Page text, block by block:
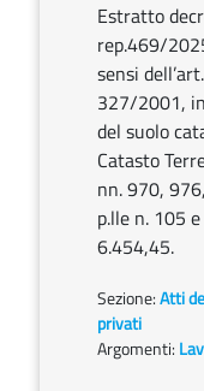
Estratto
rep.469/
sensi
327/2001,
del suolo
Catasto
nn. 970,
p.lle n. 105
6.454,45.
Sezione:Atti
privati
Argomenti: